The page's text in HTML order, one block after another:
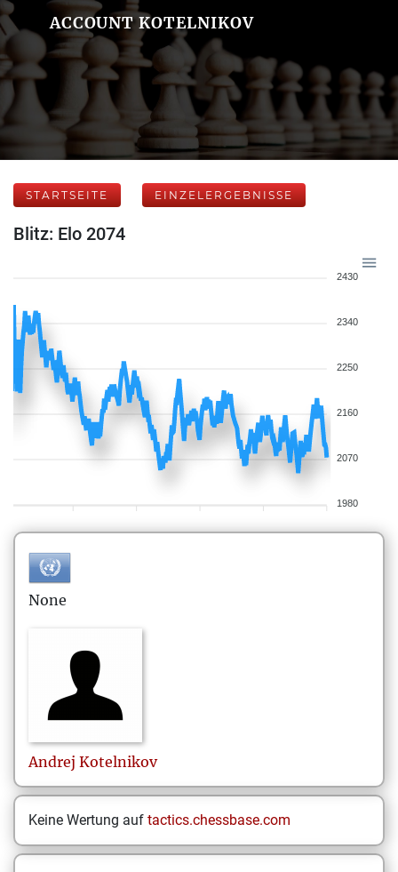
ACCOUNT KOTELNIKOV
STARTSEITE EINZELERGEBNISSE
Blitz: Elo 2074
2430
2340
2250
2160
2070
1980
None
Andrej Kotelnikov
Keine Wertung auf tactics.chessbase.com